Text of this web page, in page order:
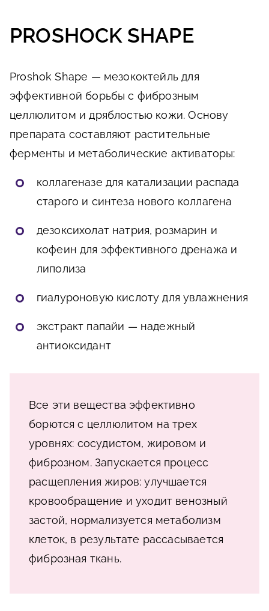
PROSHOCK SHAPE
Proshok Shape — мезококтейль для
эффективной борьбы с фиброзным
целлюлитом и дряблостью кожи. Основу
препарата составляют растительные
ферменты и метаболические активаторы:
коллагеназе для катализации распада
старого и синтеза нового коллагена
дезоксихолат натрия, розмарин и
кофеин для эффективного дренажа и
липолиза
гиалуроновую кислоту для увлажнения
экстракт папайи — надежный
антиоксидант
Все эти вещества эффективно
борются с целлюлитом на трех
уровнях: сосудистом, жировом и
фиброзном. Запускается процесс
расщепления жиров: улучшается
кровообращение и уходит венозный
застой, нормализуется метаболизм
клеток, в результате рассасывается
фиброзная ткань.